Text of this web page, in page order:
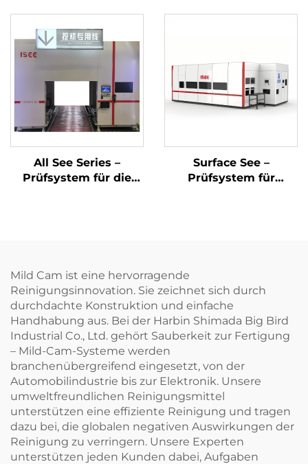
All See Series –
Prüfsystem für die
Surface See –
Prüfsystem für
Mild Cam ist eine hervorragende
Reinigungsinnovation. Sie zeichnet sich durch
durchdachte Konstruktion und einfache
Handhabung aus. Bei der Harbin Shimada Big Bird
Industrial Co., Ltd. gehört Sauberkeit zur Fertigung
– Mild-Cam-Systeme werden
branchenübergreifend eingesetzt, von der
Automobilindustrie bis zur Elektronik. Unsere
umweltfreundlichen Reinigungsmittel
unterstützen eine effiziente Reinigung und tragen
dazu bei, die globalen negativen Auswirkungen der
Reinigung zu verringern. Unsere Experten
unterstützen jeden Kunden dabei, Aufgaben